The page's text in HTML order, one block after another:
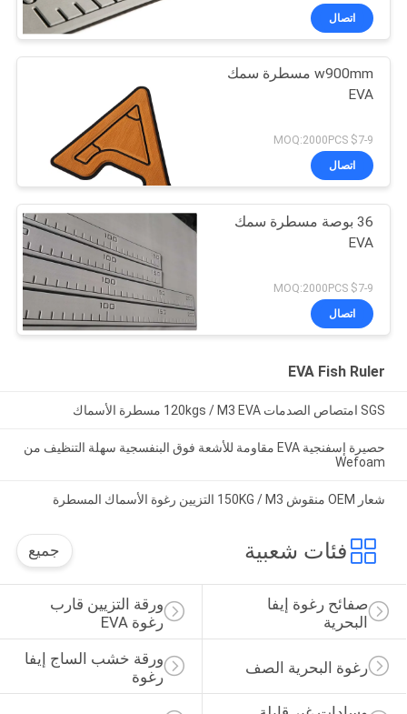
اتصال
w900mm مسطرة سمك
EVA
$7-9 MOQ:2000PCS
اتصال
36 بوصة مسطرة سمك
EVA
$7-9 MOQ:2000PCS
اتصال
EVA Fish Ruler
SGS امتصاص الصدمات 120kgs / M3 EVA مسطرة الأسماك
حصيرة إسفنجية EVA مقاومة للأشعة فوق البنفسجية سهلة التنظيف من
Wefoam
شعار OEM منقوش 150KG / M3 التزيين رغوة الأسماك المسطرة
فئات شعبية جميع
ورقة التزيين قارب
رغوة EVA
صفائح رغوة إيفا
البحرية
ورقة خشب الساج إيفا
رغوة
رغوة البحرية الصف